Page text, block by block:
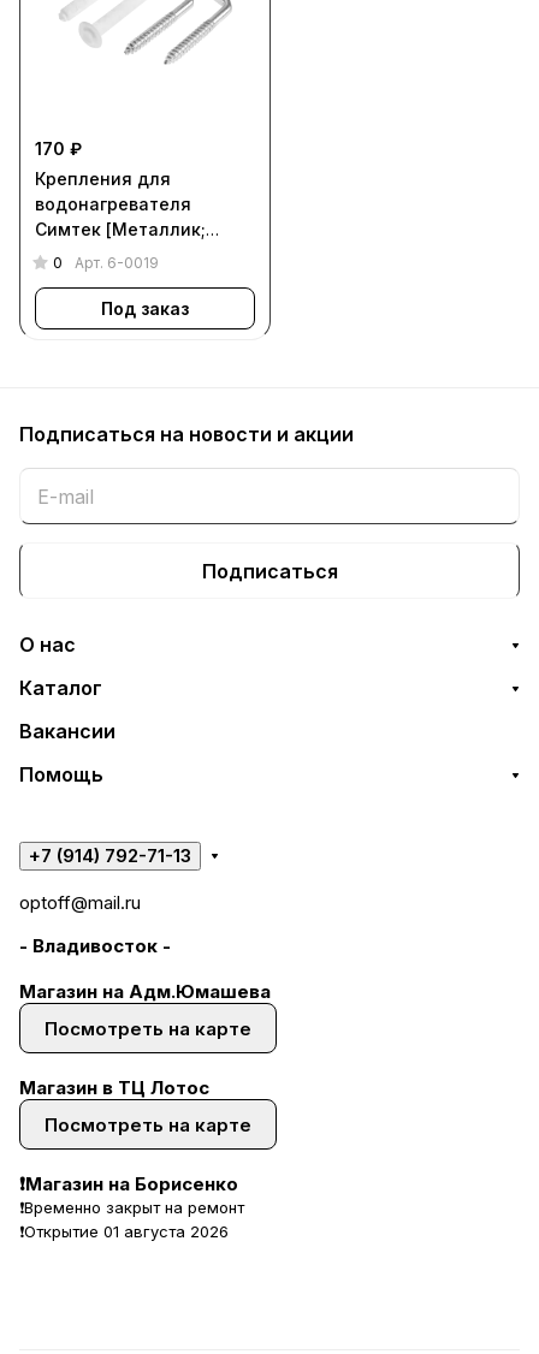
170 ₽
Крепления для
водонагревателя
Симтек [Металлик;
Белый, 6-0019]
0 Арт. 6-0019
Под заказ
Подписаться на новости и акции
Подписаться
О нас
Каталог
Вакансии
Помощь
+7 (914) 792-71-13
optoff@mail.ru
- Владивосток -
Магазин на Адм.Юмашева
Посмотреть на карте
Магазин в ТЦ Лотос
Посмотреть на карте
❗Магазин на Борисенко
❗Временно закрыт на ремонт
❗Открытие 01 августа 2026